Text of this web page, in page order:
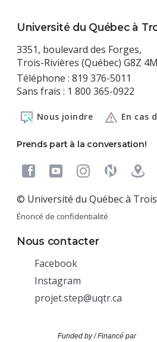
Université du Québec à
3351, boulevard des Forges,
Trois-Rivières (Québec) G8Z
Téléphone : 819 376-5011
Sans frais : 1 800 365-0922
Nous joindre En cas
Prends part à la conversation!
© Université du Québec à
Énoncé de confidentialité
Nous contacter
Facebook(nouvelle
fenêtre)
Instagram(nouvelle
fenêtre)
projet.step@uqtr.ca